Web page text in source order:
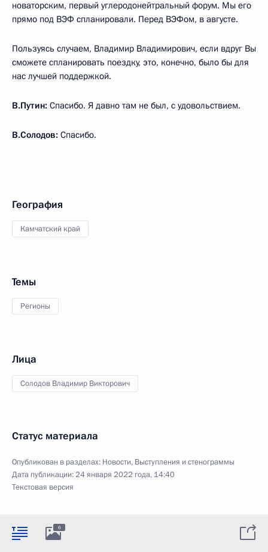
новаторским, первый углеродонейтральный форум. Мы его
прямо под ВЭФ спланировали. Перед ВЭФом, в августе.
Пользуясь случаем, Владимир Владимирович, если вдруг Вы
сможете спланировать поездку, это, конечно, было бы для
нас лучшей поддержкой.
В.Путин: Спасибо. Я давно там не был, с удовольствием.
В.Солодов: Спасибо.
География
Камчатский край
Темы
Регионы
Лица
Солодов Владимир Викторович
Статус материала
Опубликован в разделах: Новости, Выступления и стенограммы
Дата публикации:24 января 2022 года, 14:40
Текстовая версия
6